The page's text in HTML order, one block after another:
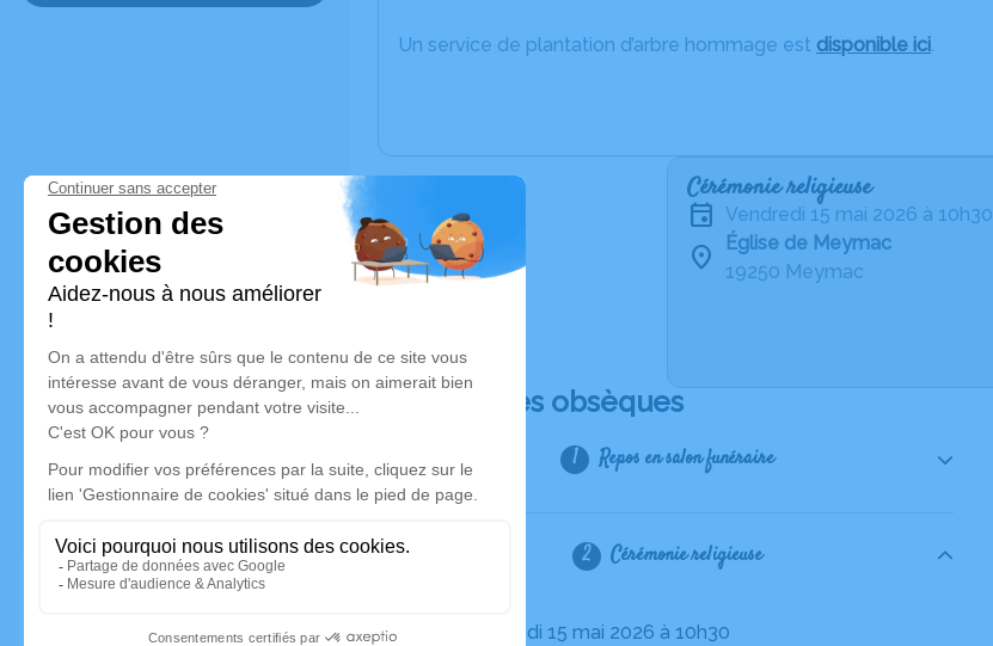
Un service de plantation d’arbre hommage est disponible ici.
Cérémonie religieuse
vendredi 15 mai 2026 à 10h30
Église de Meymac
19250 Meymac
Déroulé des obsèques
Repos en salon funéraire
Cérémonie religieuse
Le vendredi 15 mai 2026 à 10h30